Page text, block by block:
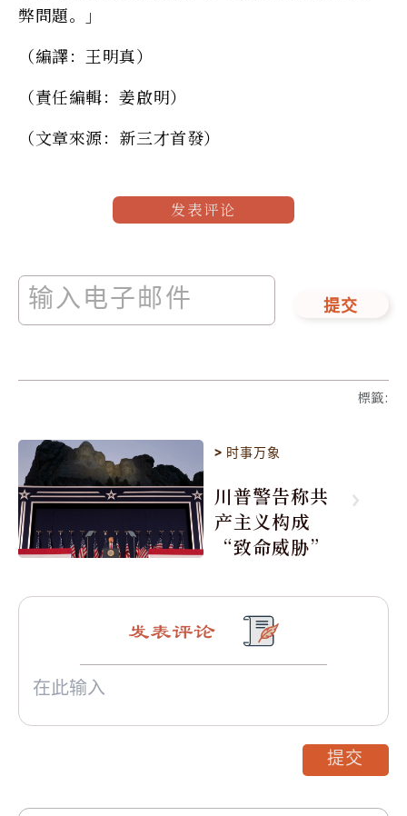
弊問題。」
（編譯：王明真）
（責任編輯：姜啟明）
（文章來源：新三才首發）
发表评论
提交
標籤:
> 时事万象
川普警告称共
产主义构成
“致命威胁”
发表评论
提交